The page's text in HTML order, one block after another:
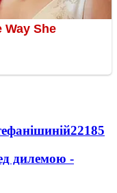
22185
дилемою -